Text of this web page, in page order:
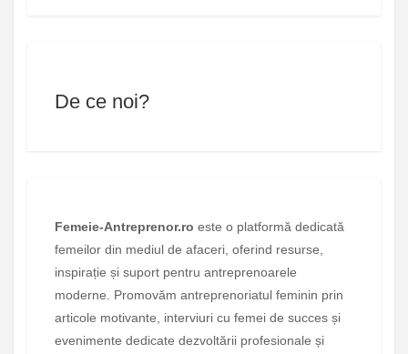
De ce noi?
Femeie-Antreprenor.ro este o platformă dedicată
femeilor din mediul de afaceri, oferind resurse,
inspirație și suport pentru antreprenoarele
moderne. Promovăm antreprenoriatul feminin prin
articole motivante, interviuri cu femei de succes și
evenimente dedicate dezvoltării profesionale și